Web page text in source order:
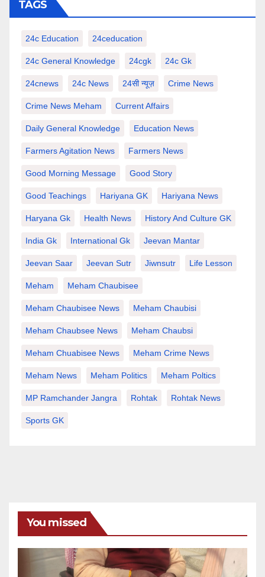
TAGS
24c Education 24ceducation
24c General Knowledge 24cgk 24c Gk
24cnews 24c News 24सी न्यूज़ Crime News
Crime News Meham Current Affairs
Daily General Knowledge Education News
Farmers Agitation News Farmers News
Good Morning Message Good Story
Good Teachings Hariyana GK Hariyana News
Haryana Gk Health News History And Culture GK
India Gk International Gk Jeevan Mantar
Jeevan Saar Jeevan Sutr Jiwnsutr Life Lesson
Meham Meham Chaubisee
Meham Chaubisee News Meham Chaubisi
Meham Chaubsee News Meham Chaubsi
Meham Chuabisee News Meham Crime News
Meham News Meham Politics Meham Poltics
MP Ramchander Jangra Rohtak Rohtak News
Sports GK
You missed